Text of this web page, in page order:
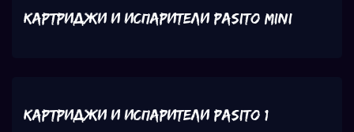
Картриджи и испарители Pasito MINI
Картриджи и испарители Pasito 1